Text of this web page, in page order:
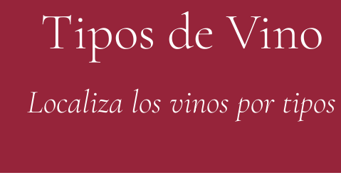
Tipos de Vino
Localiza los vinos por tipos